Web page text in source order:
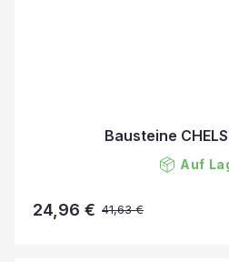
Bausteine
Auf
41,63 €
24,96 €